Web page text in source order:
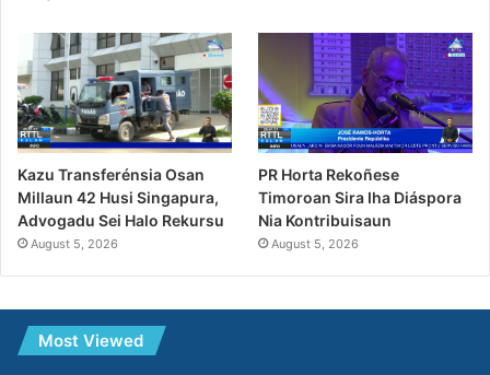
Kazu Transferénsia Osan
Millaun 42 Husi Singapura,
Advogadu Sei Halo Rekursu
August 5, 2026
PR Horta Rekoñese
Timoroan Sira Iha Diáspora
Nia Kontribuisaun
August 5, 2026
Most Viewed